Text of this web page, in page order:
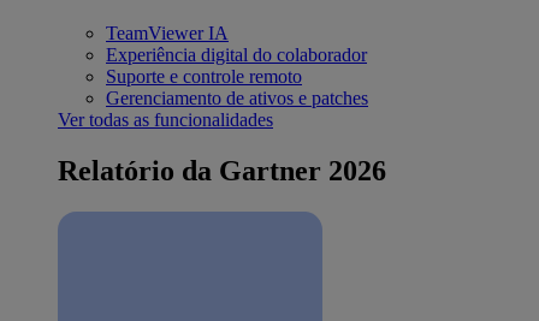
TeamViewer IA
Experiência digital do colaborador
Suporte e controle remoto
Gerenciamento de ativos e patches
Ver todas as funcionalidades
Relatório da Gartner 2026